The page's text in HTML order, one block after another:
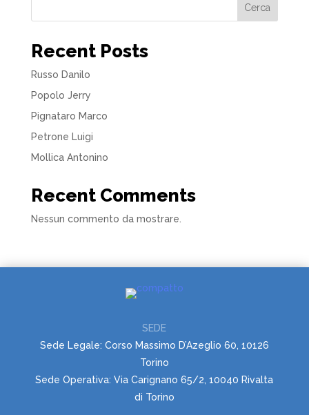
Cerca
Recent Posts
Russo Danilo
Popolo Jerry
Pignataro Marco
Petrone Luigi
Mollica Antonino
Recent Comments
Nessun commento da mostrare.
SEDE
Sede Legale: Corso Massimo D’Azeglio 60, 10126
Torino
Sede Operativa: Via Carignano 65/2, 10040 Rivalta
di Torino